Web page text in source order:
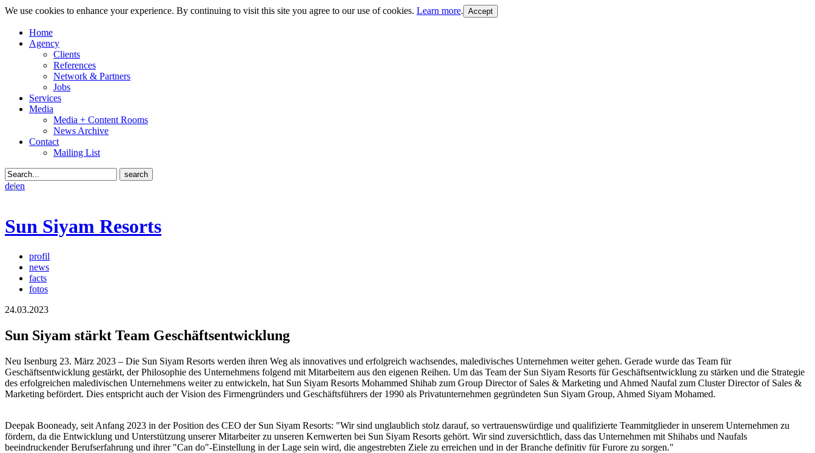
We use cookies to enhance your experience. By continuing to visit this site you agree to our use of cookies. Learn more.
Home
Agency
Clients
References
Network & Partners
Jobs
Services
Media
Media + Content Rooms
News Archive
Contact
Mailing List
de|en
Sun Siyam Resorts
profil
news
facts
fotos
24.03.2023
Sun Siyam stärkt Team Geschäftsentwicklung
Neu Isenburg 23. März 2023 – Die Sun Siyam Resorts werden ihren Weg als innovatives und erfolgreich wachsendes, maledivisches Unternehmen weiter gehen. Gerade wurde das Team für
Geschäftsentwicklung gestärkt, der Philosophie des Unternehmens folgend mit Mitarbeitern aus den eigenen Reihen. Um das Team der Sun Siyam Resorts für Geschäftsentwicklung zu stärken und die Strategie
des erfolgreichen maledivischen Unternehmens weiter zu entwickeln, hat Sun Siyam Resorts Mohammed Shihab zum Group Director of Sales & Marketing und Ahmed Naufal zum Cluster Director of Sales &
Marketing befördert. Dies entspricht auch der Vision des Firmengründers und Geschäftsführers der 1990 als Privatunternehmen gegründeten Sun Siyam Group, Ahmed Siyam Mohamed.
Deepak Booneady, seit Anfang 2023 in der Position des CEO der Sun Siyam Resorts: "Wir sind unglaublich stolz darauf, so vertrauenswürdige und qualifizierte Teammitglieder in unserem Unternehmen zu
fördern, da die Entwicklung und Unterstützung unserer Mitarbeiter zu unseren Kernwerten bei Sun Siyam Resorts gehört. Wir sind zuversichtlich, dass das Unternehmen mit Shihabs und Naufals
beeindruckender Berufserfahrung und ihrer "Can do"-Einstellung in der Lage sein wird, die angestrebten Ziele zu erreichen und in der Branche definitiv für Furore zu sorgen."